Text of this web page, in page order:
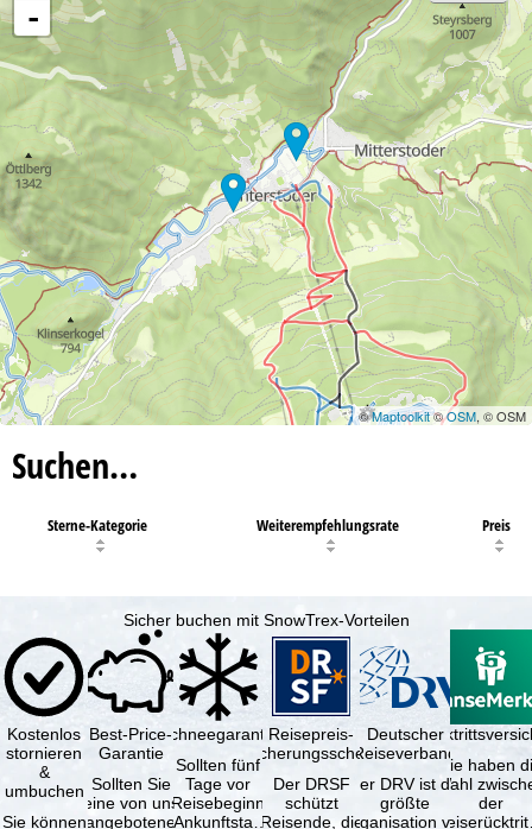
-
©Maptoolkit©OSM, © OSM
Suchen…
Sterne-Kategorie Weiterempfehlungsrate Preis
Sicher buchen mit SnowTrex-Vorteilen
Kostenlos
stornieren
&
umbuchen
Sie können
Best-Price-
Garantie
Sollten Sie
eine von uns
angebotene
Schneegarantie
Sollten fünf
Tage vor
Reisebeginn
(Ankunftstag)
Reisepreis-
Sicherungsschein
Der DRSF
schützt
Reisende, die
Deutscher
Reiseverband
Der DRV ist die
größte
Organisation von
Sie haben
Wahl
der